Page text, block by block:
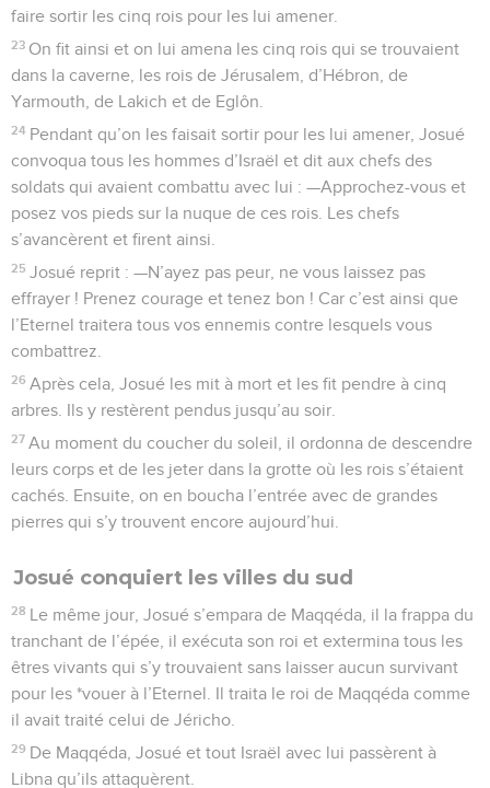
faire sortir les cinq rois pour les lui amener.
23 On fit ainsi et on lui amena les cinq rois qui se trouvaient
dans la caverne, les rois de Jérusalem, d’Hébron, de
Yarmouth, de Lakich et de Eglôn.
24 Pendant qu’on les faisait sortir pour les lui amener, Josué
convoqua tous les hommes d’Israël et dit aux chefs des
soldats qui avaient combattu avec lui : —Approchez-vous et
posez vos pieds sur la nuque de ces rois. Les chefs
s’avancèrent et firent ainsi.
25 Josué reprit : —N’ayez pas peur, ne vous laissez pas
effrayer ! Prenez courage et tenez bon ! Car c’est ainsi que
l’Eternel traitera tous vos ennemis contre lesquels vous
combattrez.
26 Après cela, Josué les mit à mort et les fit pendre à cinq
arbres. Ils y restèrent pendus jusqu’au soir.
27 Au moment du coucher du soleil, il ordonna de descendre
leurs corps et de les jeter dans la grotte où les rois s’étaient
cachés. Ensuite, on en boucha l’entrée avec de grandes
pierres qui s’y trouvent encore aujourd’hui.
Josué conquiert les villes du sud
28 Le même jour, Josué s’empara de Maqqéda, il la frappa du
tranchant de l’épée, il exécuta son roi et extermina tous les
êtres vivants qui s’y trouvaient sans laisser aucun survivant
pour les *vouer à l’Eternel. Il traita le roi de Maqqéda comme
il avait traité celui de Jéricho.
29 De Maqqéda, Josué et tout Israël avec lui passèrent à
Libna qu’ils attaquèrent.